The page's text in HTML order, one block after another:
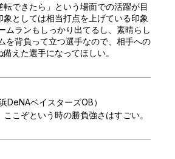
転できたら」という場面での活躍が目
象としては相当打点を上げている印象
ムランもしっかり出てるし、素晴らし
を背負って立つ選手なので、相手への
えた選手になってほしい。
DeNAベイスターズOB）
こぞという時の勝負強さはすごい。